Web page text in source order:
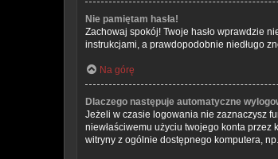
Nie pamiętam hasła!
Zachowaj spokój! Twoje hasło wprawdzie
instrukcjami, a prawdopodobnie niedługo
Na górę
Dlaczego następuje automatyczne
Jeżeli w czasie logowania nie zaznaczysz
niewłaściwemu użyciu twojego konta
witryny z ogólnie dostępnego komputera,